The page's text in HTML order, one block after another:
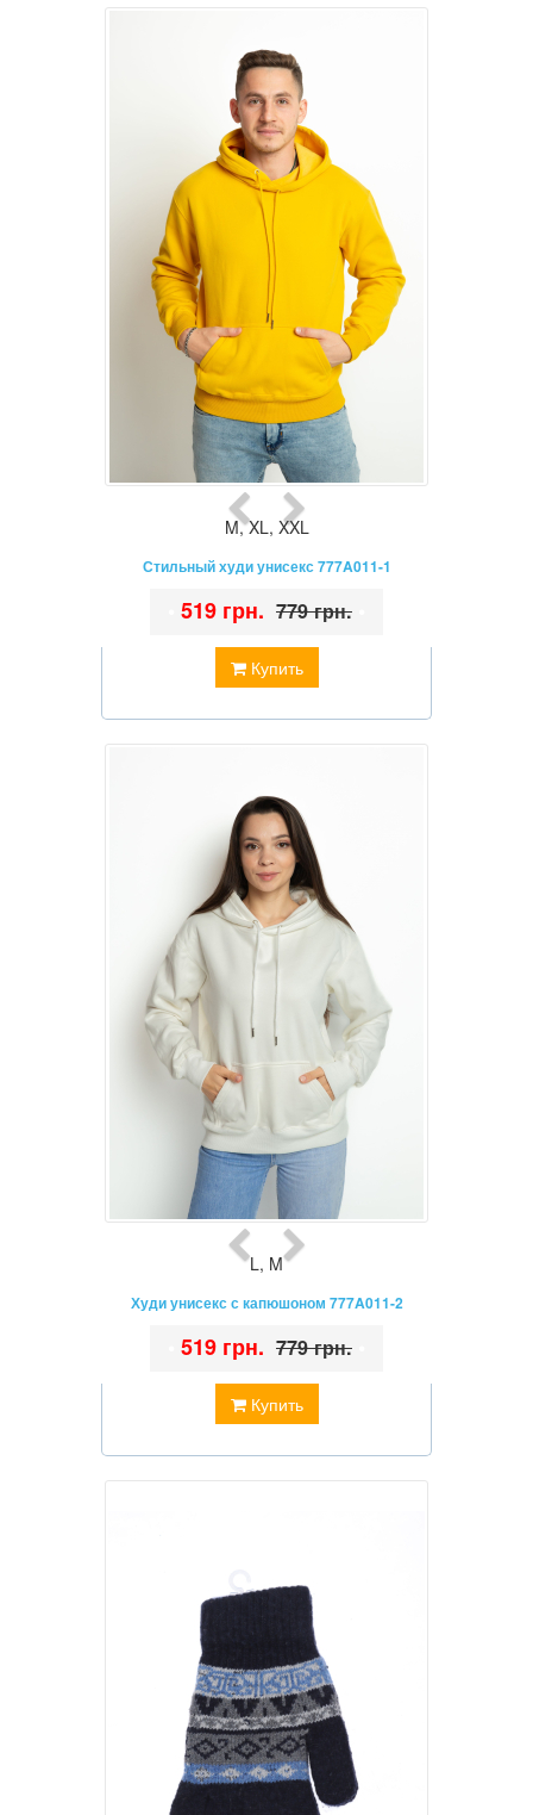
M,XL, XXL
Стильный худи унисекс 777A011-1
Купить
519 грн. 779 грн.
L, M
Худи унисекс с капюшоном 777A011-2
Купить
519 грн. 779 грн.